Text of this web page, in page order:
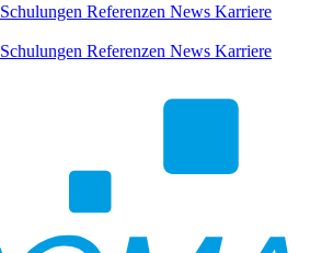
Schulungen Referenzen News Karriere
Schulungen Referenzen News Karriere